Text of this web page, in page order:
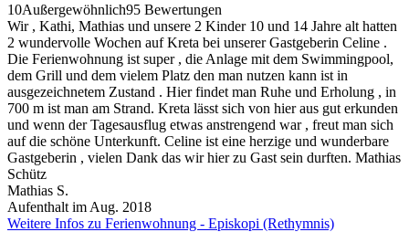
10Außergewöhnlich95 Bewertungen
Wir , Kathi, Mathias und unsere 2 Kinder 10 und 14 Jahre alt hatten
2 wundervolle Wochen auf Kreta bei unserer Gastgeberin Celine .
Die Ferienwohnung ist super , die Anlage mit dem Swimmingpool,
dem Grill und dem vielem Platz den man nutzen kann ist in
ausgezeichnetem Zustand . Hier findet man Ruhe und Erholung , in
700 m ist man am Strand. Kreta lässt sich von hier aus gut erkunden
und wenn der Tagesausflug etwas anstrengend war , freut man sich
auf die schöne Unterkunft. Celine ist eine herzige und wunderbare
Gastgeberin , vielen Dank das wir hier zu Gast sein durften. Mathias
Schütz
Mathias S.
Aufenthalt im Aug. 2018
Weitere Infos zu Ferienwohnung - Episkopi (Rethymnis)